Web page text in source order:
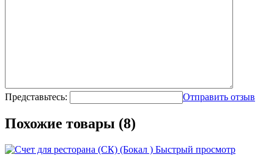
Представьтесь: Отправить отзыв
Похожие товары (8)
Быстрый просмотр